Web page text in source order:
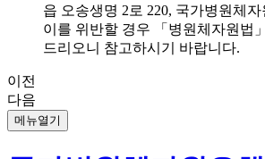
읍 오송생명 2로 220, 국가병원체
이를 위반할 경우 「병원체자원법
드리오니 참고하시기 바랍니다.
이전
다음
메뉴열기